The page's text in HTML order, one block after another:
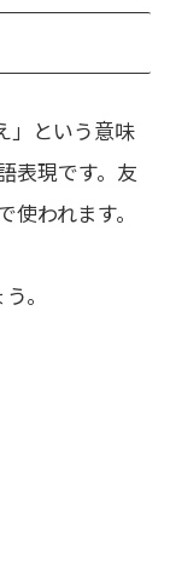
」という意味
表現です。友
われます。
。